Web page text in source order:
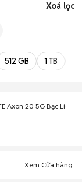
Xoá lọc
512 GB 1 TB
Axon 20 5G Bạc Liêu
Xem Cửa hàng